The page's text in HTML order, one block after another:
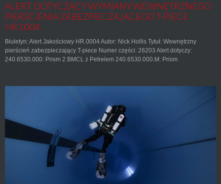
ALERT DOTYCZĄCY WYMIANY WEWNĘTRZNEGO
PIERŚCIENIA ZABEZPIECZAJĄCEGO T-PIECE
HR.0004
Biuletyn: Alert Jakościowy HR.0004 Autor: Nick Hollis Tytuł: Wewnętrzny
pierścień zabezpieczający T-piece Numer części: 26203 Alert dotyczy:
240.6530.000: Prism 2 BMCL z Petrelem 240.6530.000.M: Prism